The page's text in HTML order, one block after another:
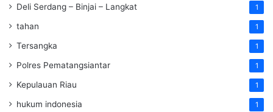
Deli Serdang – Binjai – Langkat 1
tahan 1
Tersangka 1
Polres Pematangsiantar 1
Kepulauan Riau 1
hukum indonesia 1